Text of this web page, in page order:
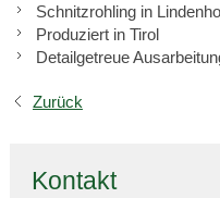
Schnitzrohling in
Produziert in Tirol
Detailgetreue
Zurück
Kontakt